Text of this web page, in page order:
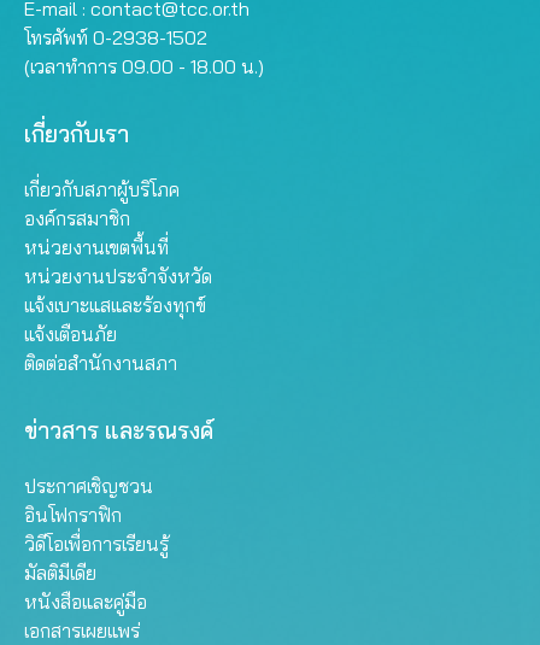
E-mail : contact@tcc.or.th
โทรศัพท์ 0-2938-1502
(เวลาทำการ 09.00 - 18.00 น.)
เกี่ยวกับเรา
เกี่ยวกับสภาผู้บริโภค
องค์กรสมาชิก
หน่วยงานเขตพื้นที่
หน่วยงานประจำจังหวัด
แจ้งเบาะแสและร้องทุกข์
แจ้งเตือนภัย
ติดต่อสำนักงานสภา
ข่าวสาร และรณรงค์
ประกาศเชิญชวน
อินโฟกราฟิก
วิดีโอเพื่อการเรียนรู้
มัลติมีเดีย
หนังสือและคู่มือ
เอกสารเผยแพร่